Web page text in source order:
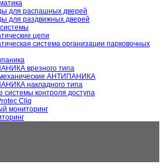
для распашных дверей
для раздвижных дверей
цепи
система организации парковочных
врезного типа
АНТИПАНИКА
накладного типа
системы контроля доступа
Cliq
мониторинг